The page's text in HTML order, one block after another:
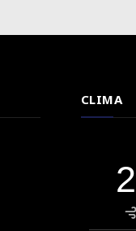
CLIMA